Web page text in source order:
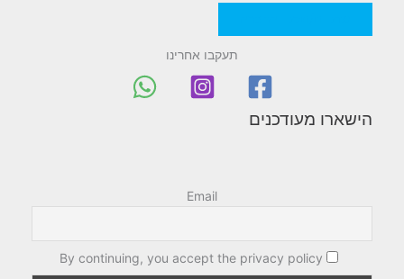
תעקבו אחרינו
הישארו מעודכנים
Email
By continuing, you accept the privacy policy